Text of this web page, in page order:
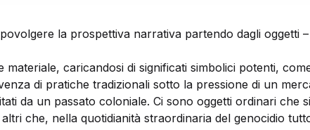
la prospettiva narrativa partendo dagli oggetti
caricandosi di significati simbolici potenti,
di pratiche tradizionali sotto la pressione di un
da un passato coloniale. Ci sono oggetti ordinari che
che, nella quotidianità straordinaria del genocidio